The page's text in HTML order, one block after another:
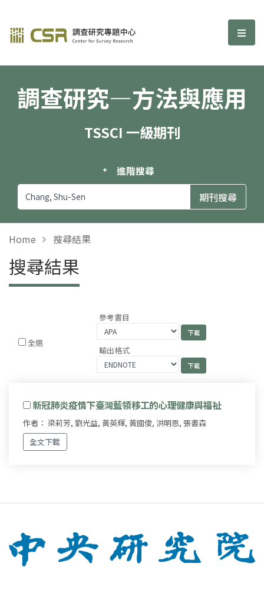
調查研究—方法與應用期刊 選
調查研究—方法與應用
TSSCI 一級期刊
進階搜尋
Home 搜尋結果
搜尋結果
全選
參考書目
輸出格式
新冠肺炎疫情下臺灣藍領移工的心理健康與福祉
作者： 梁莉芳, 劉光益, 黃英輝, 黃國俊, 洪明恩, 張書森
全文下載